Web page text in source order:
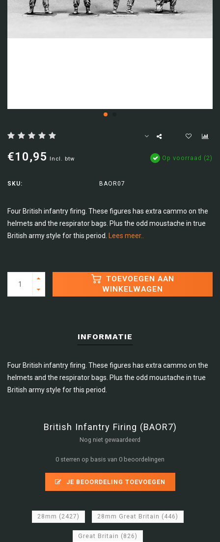
€10,95 Incl. btw Op voorraad (2)
SKU: BAOR07
Four British infantry firing. These figures has extra cammo on the
helmets and the respirator bags. Plus the odd moustache in true
British army style for this period. Lees meer..
TOEVOEGEN AAN
WINKELWAGEN
INFORMATIE
Four British infantry firing. These figures has extra cammo on the
helmets and the respirator bags. Plus the odd moustache in true
British army style for this period.
British Infantry Firing (BAOR7)
Nog niet gewaardeerd
0 sterren op basis van 0 beoordelingen
JE BEOORDELING TOEVOEGEN
28mm (2427) 28mm Great Britain (446)
Great Britain (826)